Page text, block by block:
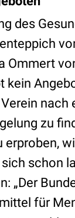
des
Ommert
kein
zu
schon
„Der
für